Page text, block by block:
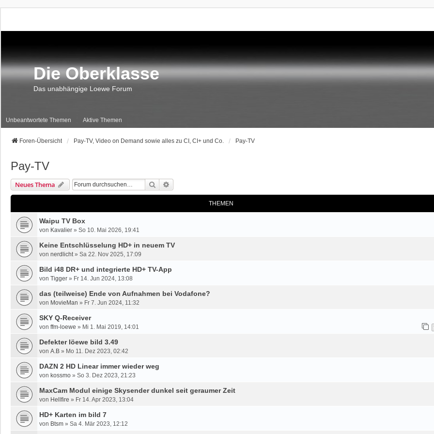
Die Oberklasse
Das unabhängige Loewe Forum
Unbeantwortete Themen Aktive Themen
Foren-Übersicht Pay-TV, Video on Demand sowie alles zu CI, CI+ und Co. Pay-TV
Pay-TV
Neues Thema Suche
THEMEN
Waipu TV Box
von Kavalier » So 10. Mai 2026, 19:41
Keine Entschlüsselung HD+ in neuem TV
von nerdlicht» Sa 22. Nov 2025, 17:09
Bild i48 DR+ und integrierte HD+ TV-App
von Tigger » Fr 14. Jun 2024, 13:08
das (teilweise) Ende von Aufnahmen bei Vodafone?
von MovieMan » Fr 7. Jun 2024, 11:32
SKY Q-Receiver
von ffm-loewe » Mi 1. Mai 2019, 14:01
Defekter löewe bild 3.49
von A.B » Mo 11. Dez 2023, 02:42
DAZN 2 HD Linear immer wieder weg
von kossmo » So 3. Dez 2023, 21:23
MaxCam Modul einige Skysender dunkel seit geraumer Zeit
von Hellfire » Fr 14. Apr 2023, 13:04
HD+ Karten im bild 7
von Btsm » Sa 4. Mär 2023, 12:12